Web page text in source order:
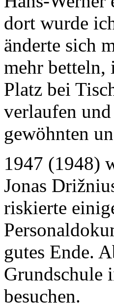
dort wurde
änderte sich
mehr betteln,
Platz bei
verlaufen
gewöhnten
1947 (1948)
Jonas
riskierte
gutes Ende.
Grundschule
besuchen.